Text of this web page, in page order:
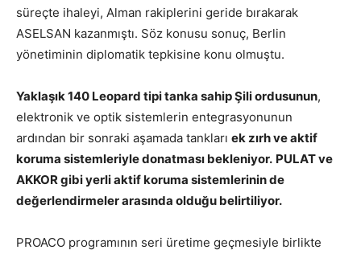
süreçte ihaleyi, Alman rakiplerini geride bırakarak
ASELSAN kazanmıştı. Söz konusu sonuç, Berlin
yönetiminin diplomatik tepkisine konu olmuştu.
Yaklaşık 140 Leopard tipi tanka sahip Şili ordusunun,
elektronik ve optik sistemlerin entegrasyonunun
ardından bir sonraki aşamada tankları ek zırh ve aktif
koruma sistemleriyle donatması bekleniyor. PULAT ve
AKKOR gibi yerli aktif koruma sistemlerinin de
değerlendirmeler arasında olduğu belirtiliyor.
PROACO programının seri üretime geçmesiyle birlikte